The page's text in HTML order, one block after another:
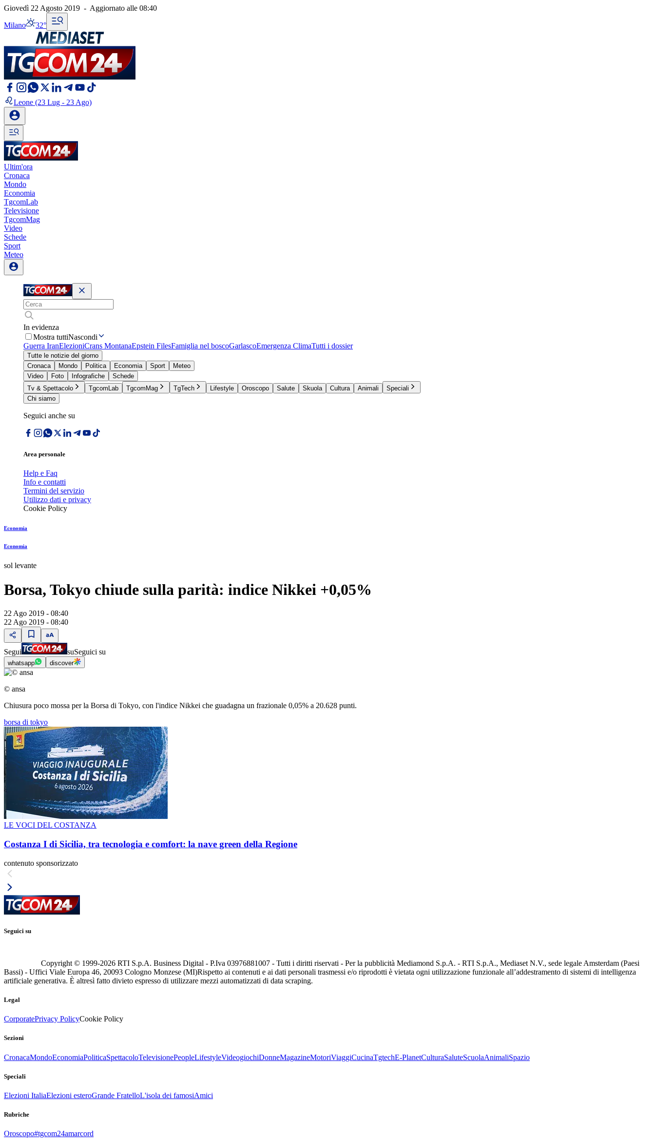
Giovedì 22 Agosto 2019 - Aggiornato alle 08:40
Milano 32°
Leone (23 Lug - 23 Ago)
Ultim'ora
Cronaca
Mondo
Economia
TgcomLab
Televisione
TgcomMag
Video
Schede
Sport
Meteo
In evidenza
Mostra tuttiNascondi
Guerra IranElezioniCrans MontanaEpstein FilesFamiglia nel boscoGarlascoEmergenza ClimaTutti i dossier
Tutte le notizie del giorno
Cronaca
Mondo Politica Economia Sport
Meteo
Video
Foto Infografiche
Schede
Tv & Spettacolo
TgcomLab TgcomMag TgTech Lifestyle Oroscopo Salute Skuola Cultura Animali
Speciali
Chi siamo
Seguici anche su
Area personale
Help e Faq
Info e contatti
Termini del servizio
Utilizzo dati e privacy
Cookie Policy
Economia
Economia
sol levante
Borsa, Tokyo chiude sulla parità: indice Nikkei +0,05%
22 Ago 2019 - 08:40
22 Ago 2019 - 08:40
Segui suSeguici su
whatsapp discover
© ansa
Chiusura poco mossa per la Borsa di Tokyo, con l'indice Nikkei che guadagna un frazionale 0,05% a 20.628 punti.
borsa di tokyo
LE VOCI DEL COSTANZA
Costanza I di Sicilia, tra tecnologia e comfort: la nave green della Regione
contenuto sponsorizzato
Seguici su
Copyright © 1999-2026 RTI S.p.A. Business Digital - P.Iva 03976881007 - Tutti i diritti riservati - Per la pubblicità Mediamond S.p.A. - RTI S.p.A., Mediaset N.V., sede legale Amsterdam (Paesi
Bassi) - Uffici Viale Europa 46, 20093 Cologno Monzese (MI)Rispetto ai contenuti e ai dati personali trasmessi e/o riprodotti è vietata ogni utilizzazione funzionale all’addestramento di sistemi di intelligenza
artificiale generativa. È altresì fatto divieto espresso di utilizzare mezzi automatizzati di data scraping.
Legal
CorporatePrivacy PolicyCookie Policy
Sezioni
CronacaMondoEconomiaPoliticaSpettacoloTelevisionePeopleLifestyleVideogiochiDonneMagazineMotoriViaggiCucinaTgtechE-PlanetCulturaSaluteScuolaAnimaliSpazio
Speciali
Elezioni ItaliaElezioni esteroGrande FratelloL'isola dei famosiAmici
Rubriche
Oroscopo#tgcom24amarcord